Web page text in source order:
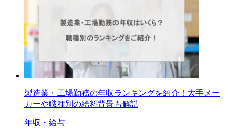
製造業・工場勤務の年収ランキングを紹介！大手メー
カーや職種別の給料背景も解説
年収・給与